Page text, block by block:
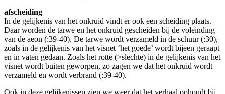
afscheiding
In de gelijkenis van het onkruid vindt er ook een scheiding plaats.
Daar worden de tarwe en het onkruid gescheiden bij de voleinding
van de aeon (:39-40). De tarwe wordt verzameld in de schuur (:30),
zoals in de gelijkenis van het visnet ‘het goede’ wordt bijeen geraapt
en in vaten gedaan. Zoals het rotte (>slechte) in de gelijkenis van het
visnet wordt buiten geworpen, zo zagen we dat het onkruid wordt
verzameld en wordt verbrand (:39-40).